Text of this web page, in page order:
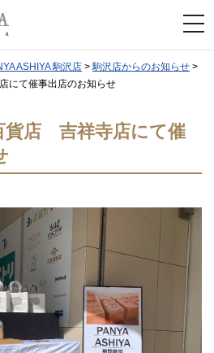
ASHIYA 駒沢店 >駒沢店からのお知らせ >
にて催事出店のお知らせ
貨店 吉祥寺店にて催